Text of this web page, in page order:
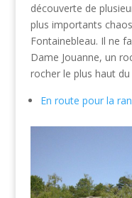
découverte de
plus importants
Fontainebleau. Il ne
Dame Jouanne, un
rocher le plus haut
En route pour la